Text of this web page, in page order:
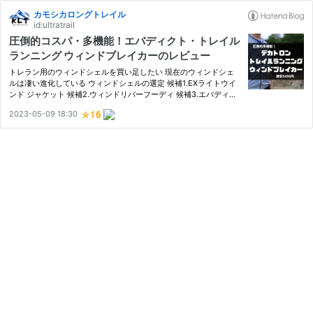
カモシカロングトレイル
id:ultratrail
圧倒的コスパ・多機能！エバディクト・トレイル
ランニング ウィンドブレイカーのレビュー
トレラン用のウィンドシェルを買い足したい 現在のウィンドシェ
ルは凄い進化している ウィンドシェルの選定 候補1.EXライトウイ
ンド ジャケット 候補2.ウィンドリバーフーディ 候補3.エバディク
ランニングウィンドブレイカーレビュー 練習と山で使ってきま…
2023-05-09 18:30